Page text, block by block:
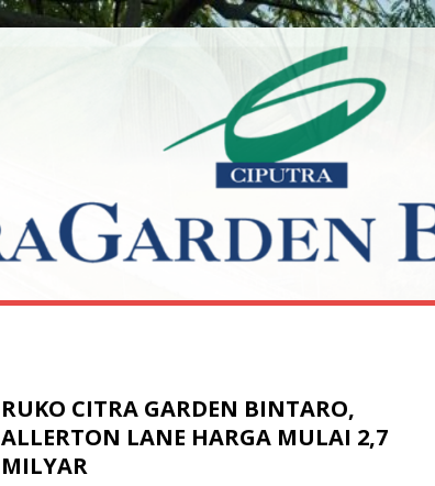
RUKO CITRA GARDEN BINTARO,
ALLERTON LANE HARGA MULAI 2,7
MILYAR